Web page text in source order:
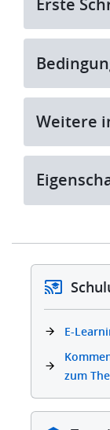
Erste
Weitere
E-
zum